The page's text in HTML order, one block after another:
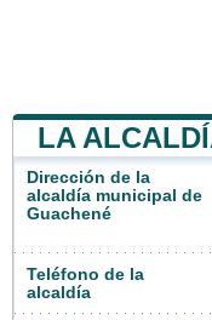
LA
Dirección de la
alcaldía municipal de
Guachené
Teléfono de la
alcaldía